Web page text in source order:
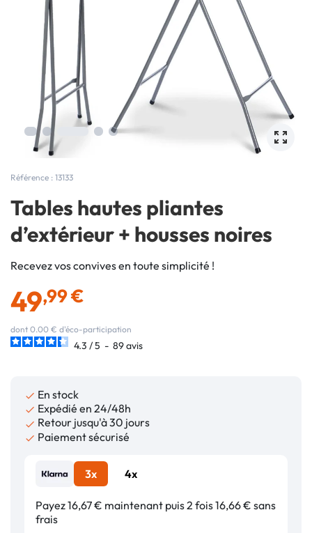
Référence : 13133
Tables hautes pliantes
d’extérieur + housses noires
Recevez vos convives en toute simplicité !
49,99 €
dont 0.00 € d'éco-participation
4.3 /5 - 89avis
 En stock
 Expédié en 24/48h
 Retour jusqu'à 30 jours
 Paiement sécurisé
3x 4x
Payez 16,67 € maintenant puis 2 fois 16,66 € sans
frais